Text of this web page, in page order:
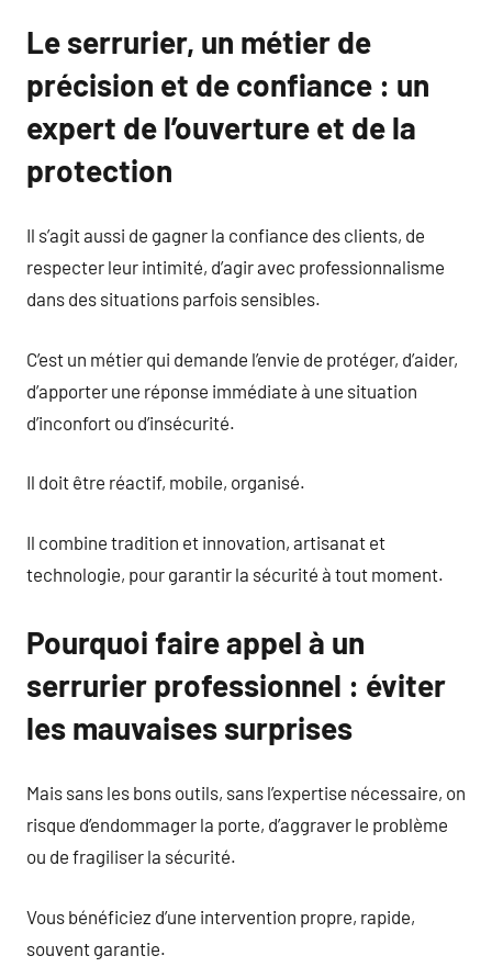
Le serrurier, un métier de
précision et de confiance : un
expert de l’ouverture et de la
protection
Il s’agit aussi de gagner la confiance des clients, de
respecter leur intimité, d’agir avec professionnalisme
dans des situations parfois sensibles.
C’est un métier qui demande l’envie de protéger, d’aider,
d’apporter une réponse immédiate à une situation
d’inconfort ou d’insécurité.
Il doit être réactif, mobile, organisé.
Il combine tradition et innovation, artisanat et
technologie, pour garantir la sécurité à tout moment.
Pourquoi faire appel à un
serrurier professionnel : éviter
les mauvaises surprises
Mais sans les bons outils, sans l’expertise nécessaire, on
risque d’endommager la porte, d’aggraver le problème
ou de fragiliser la sécurité.
Vous bénéficiez d’une intervention propre, rapide,
souvent garantie.